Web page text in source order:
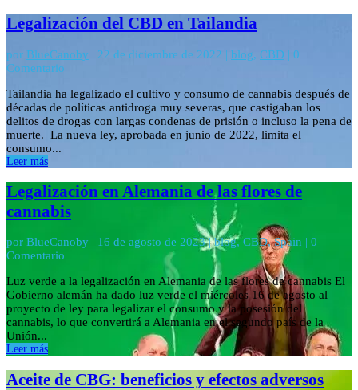
Legalización del CBD en Tailandia
por BlueCanoby | 22 de diciembre de 2022 | blog, CBD | 0
Comentario
Tailandia ha legalizado el cultivo y consumo de cannabis después de
décadas de políticas antidroga muy severas, que castigaban los
delitos de drogas con largas condenas de prisión o incluso la pena de
muerte. La nueva ley, aprobada en junio de 2022, limita el
consumo...
Leer más
Legalización en Alemania de las flores de
cannabis
por BlueCanoby | 16 de agosto de 2023|blog,CBD,Spain | 0
Comentario
Luz verde a la legalización en Alemania de las flores de cannabis El
Gobierno alemán ha dado luz verde el miércoles 16 de agosto al
proyecto de ley para legalizar el consumo y la posesión del
cannabis, lo que convertirá a Alemania en el segundo país de la
Unión...
Leer más
Aceite de CBG: beneficios y efectos adversos